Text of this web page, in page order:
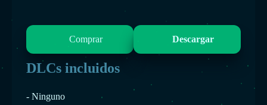
Comprar Descargar
DLCs incluidos
- Ninguno